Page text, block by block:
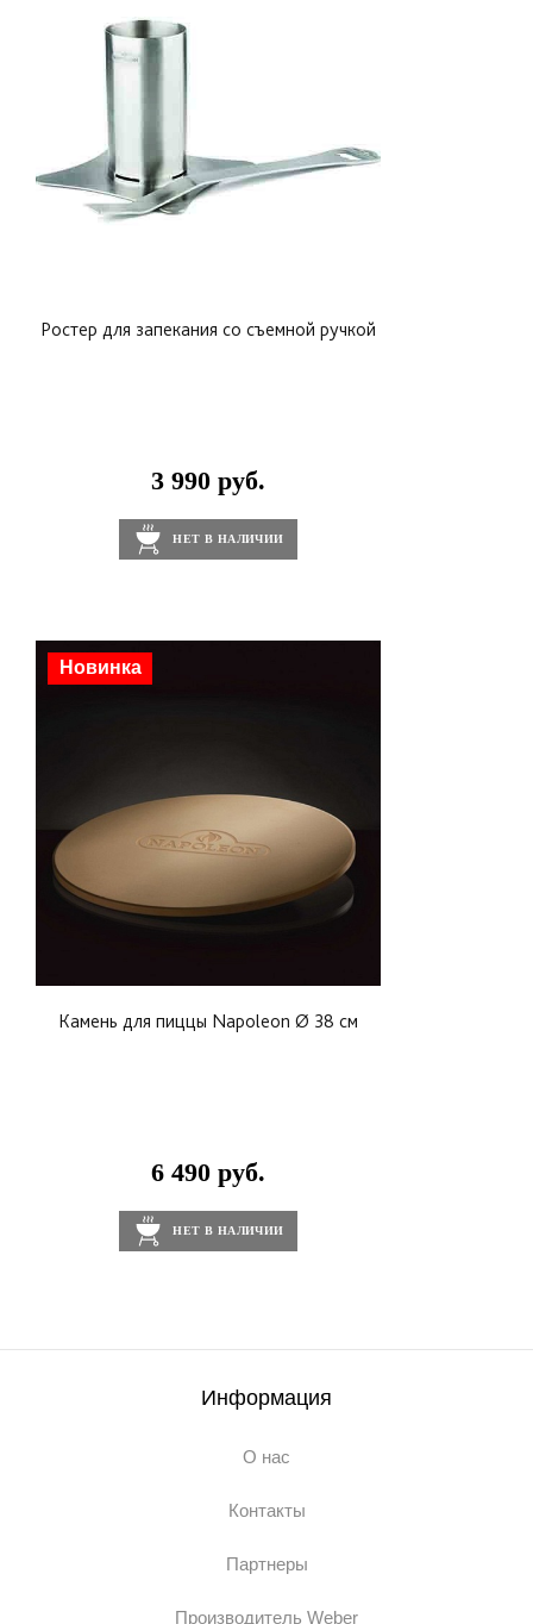
Ростер для запекания со съемной ручкой
3 990 руб.
НЕТ В НАЛИЧИИ
Новинка
Камень для пиццы Napoleon Ø 38 см
6 490 руб.
НЕТ В НАЛИЧИИ
Информация
О нас
Контакты
Партнеры
Производитель Weber